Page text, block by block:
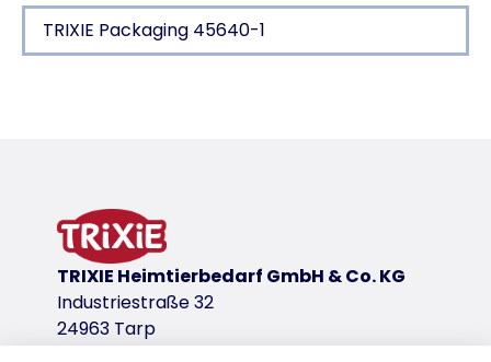
TRIXIE Packaging 45640-1
especially suitable for large cats
crinkles
polyester
product variant
product variant: unique product number
TRIXIE Heimtierbedarf GmbH & Co. KG
Industriestraße 32
24963 Tarp